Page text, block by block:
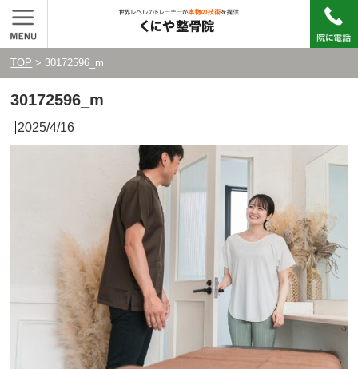
TOP > 30172596_m
30172596_m
2025/4/16